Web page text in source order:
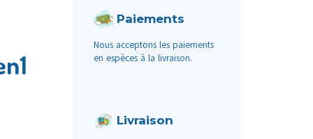
Paiements
Nous acceptons les paiements
en espèces à la livraison.
Livraison